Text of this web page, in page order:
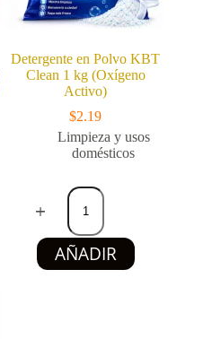
cantidad
Detergente en Polvo KBT
Clean 1 kg (Oxígeno
Activo)
$2.19
Limpieza y usos
domésticos
Detergente
Polvo
KBT
Clean
1
AÑADIR